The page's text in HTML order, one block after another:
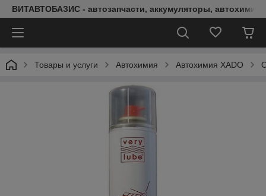
ВИТАВТОБАЗИС - автозапчасти, аккумуляторы, автохимия,
Товары и услуги Автохимия Автохимия XADO